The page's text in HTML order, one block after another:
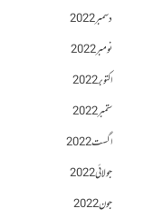
دسمبر 2022
نومبر 2022
اکتوبر 2022
ستمبر 2022
اگست 2022
جولائی 2022
جون 2022